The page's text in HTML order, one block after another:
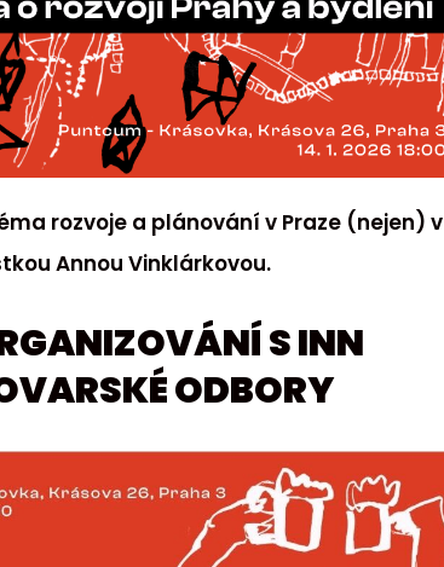
rozvoje a plánování v Praze (nejen) v
Annou Vinklárkovou.
S INN
ODBORY